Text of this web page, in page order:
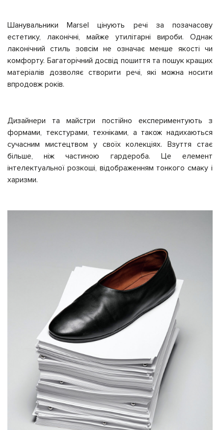
Шанувальники Marsel цінують речі за позачасову
естетику, лаконічні, майже утилітарні вироби. Однак
лаконічний стиль зовсім не означає менше якості чи
комфорту. Багаторічний досвід пошиття та пошук кращих
матеріалів дозволяє створити речі, які можна носити
впродовж років.
Дизайнери та майстри постійно експериментують з
формами, текстурами, техніками, а також надихаються
сучасним мистецтвом у своїх колекціях. Взуття стає
більше, ніж частиною гардероба. Це елемент
інтелектуальної розкоші, відображенням тонкого смаку і
харизми.